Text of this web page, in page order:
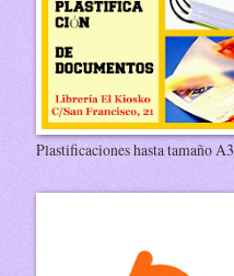
Plastificaciones hasta tamaño A3